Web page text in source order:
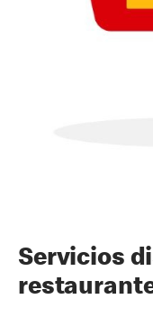
Servicios